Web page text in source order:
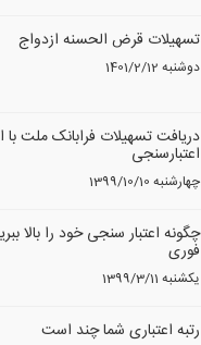
تسهیلات قرض الحسنه ازدواج
1401/2/12 دوشنبه
دریافت تسهیلات فرابانک ملت با
اعتبارسنجی
1399/10/10 چهارشنبه
چگونه اعتبار سنجی خود را بالا
فوری
1399/3/11 یکشنبه
رتبه اعتباری شما چند است